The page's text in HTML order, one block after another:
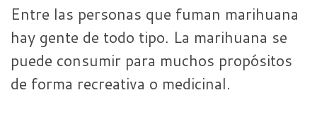
Entre las personas que fuman marihuana
hay gente de todo tipo. La marihuana se
puede consumir para muchos propósitos
de forma recreativa o medicinal.